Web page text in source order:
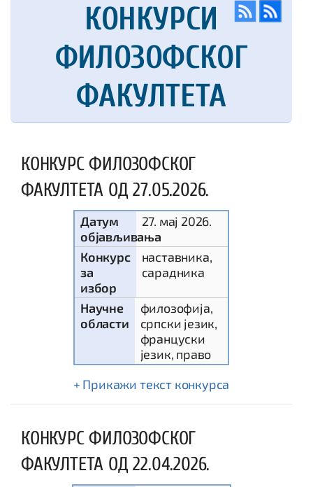
КОНКУРСИ
ФИЛОЗОФСКОГ
ФАКУЛТЕТА
КОНКУРС ФИЛОЗОФСКОГ
ФАКУЛТЕТА ОД 27.05.2026.
Датум
објављивања
27. мај 2026.
Конкурс
за
избор
наставника,
сарадника
Научне
области
филозофија,
српски језик,
француски
језик, право
текст конкурса
КОНКУРС ФИЛОЗОФСКОГ
ФАКУЛТЕТА ОД 22.04.2026.